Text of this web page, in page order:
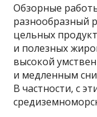
Обзорные
разнообразный
цельных
и полезных
высокой
и медленным
В частности, с